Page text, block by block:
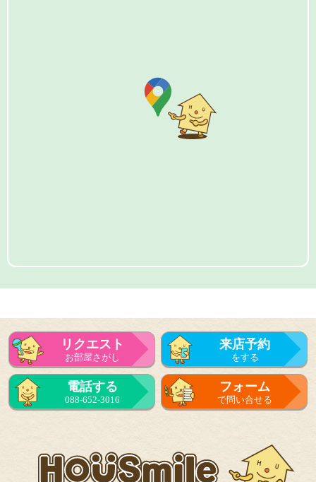
リクエスト
お部屋さがし
来店予約
をする
電話する
088-652-3016
フォーム
で問い合せる